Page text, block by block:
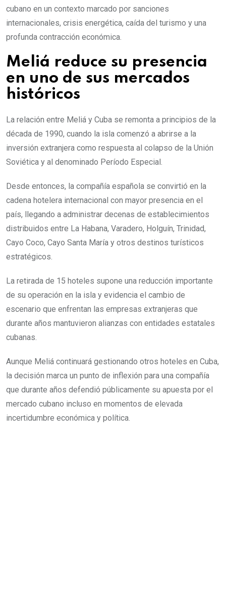
cubano en un contexto marcado por sanciones
internacionales, crisis energética, caída del turismo y una
profunda contracción económica.
Meliá reduce su presencia
en uno de sus mercados
históricos
La relación entre Meliá y Cuba se remonta a principios de la
década de 1990, cuando la isla comenzó a abrirse a la
inversión extranjera como respuesta al colapso de la Unión
Soviética y al denominado Período Especial.
Desde entonces, la compañía española se convirtió en la
cadena hotelera internacional con mayor presencia en el
país, llegando a administrar decenas de establecimientos
distribuidos entre La Habana, Varadero, Holguín, Trinidad,
Cayo Coco, Cayo Santa María y otros destinos turísticos
estratégicos.
La retirada de 15 hoteles supone una reducción importante
de su operación en la isla y evidencia el cambio de
escenario que enfrentan las empresas extranjeras que
durante años mantuvieron alianzas con entidades estatales
cubanas.
Aunque Meliá continuará gestionando otros hoteles en Cuba,
la decisión marca un punto de inflexión para una compañía
que durante años defendió públicamente su apuesta por el
mercado cubano incluso en momentos de elevada
incertidumbre económica y política.